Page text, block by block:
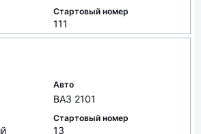
Стартовый номер
111
Авто
ВАЗ 2101
Стартовый номер
13